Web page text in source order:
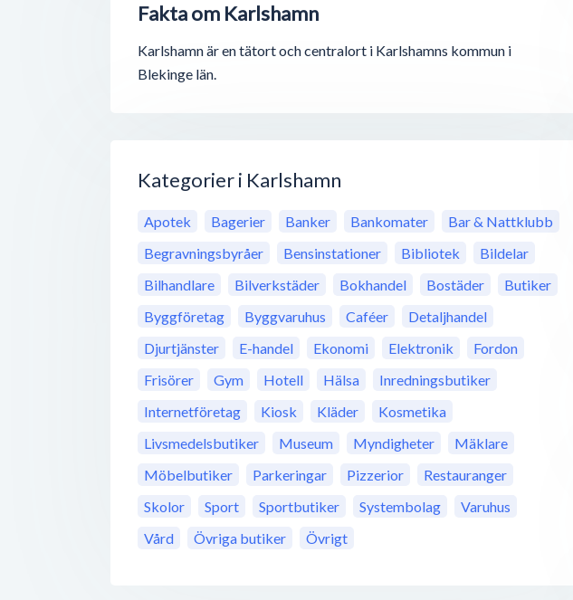
Fakta om Karlshamn
Karlshamn är en tätort och centralort i Karlshamns kommun i
Blekinge län.
Kategorier i Karlshamn
Apotek Bagerier Banker Bankomater
Bar & Nattklubb
Begravningsbyråer
Bensinstationer Bibliotek
Bildelar
Bilhandlare
Bilverkstäder Bokhandel Bostäder
Butiker
Byggföretag
Byggvaruhus Caféer
Detaljhandel
Djurtjänster
E-handel Ekonomi Elektronik
Fordon
Frisörer
Gym Hotell Hälsa
Inredningsbutiker
Internetföretag
Kiosk Kläder
Kosmetika
Livsmedelsbutiker
Museum Myndigheter
Mäklare
Möbelbutiker
Parkeringar Pizzerior
Restauranger
Skolor
Sport Sportbutiker Systembolag
Varuhus
Vård
Övriga butiker Övrigt